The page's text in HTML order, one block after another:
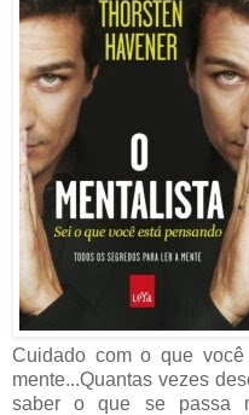
Cuidado com o que
mente...Quantas vezes
saber o que se passa